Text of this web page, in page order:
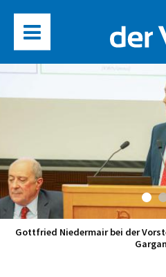
Gottfried Niedermair bei der